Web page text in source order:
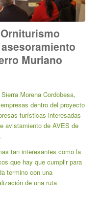
Muriano
Morena Cordobesa,
dentro del proyecto
turísticas interesadas
avistamiento de AVES de
tan interesantes como la
que hay que cumplir para
termino con una
de una ruta